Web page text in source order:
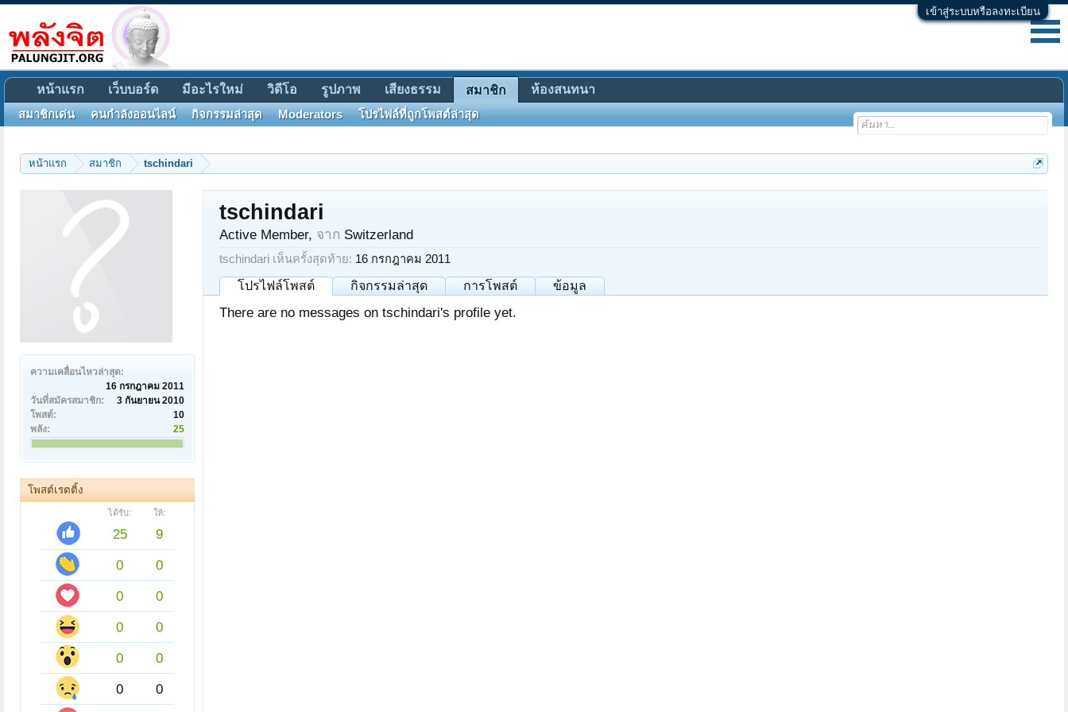
เข้าสู่ระบบหรือลงทะเบียน
หน้าแรก สมาชิก tschindari
ความเคลื่อนไหวล่าสุด:
16 กรกฎาคม 2011
วันที่สมัครสมาชิก:
3 กันยายน 2010
โพสต์:
10
พลัง:
25
โพสต์เรตติ้ง
ได้รับ: ให้:
25
9
0
0
0
0
0
0
0
0
0
0
tschindari
Active Member, จาก Switzerland
tschindari เห็นครั้งสุดท้าย: 16 กรกฎาคม 2011
โปรไฟล์โพสต์ กิจกรรมล่าสุด การโพสต์ ข้อมูล
There are no messages on tschindari's profile yet.
หน้าแรก เว็บบอร์ด มีอะไรใหม่ วิดีโอ รูปภาพ เสียงธรรม สมาชิก
สมาชิกเด่น คนกำลังออนไลน์ กิจกรรมล่าสุด Moderators โปรไฟล์ที่ถูกโพสต์ล่าสุด
ห้องสนทนา